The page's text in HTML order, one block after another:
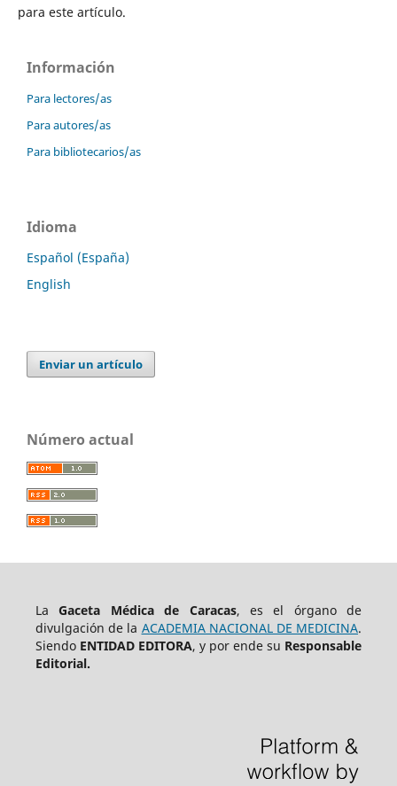
para este artículo.
Información
Para lectores/as
Para autores/as
Para bibliotecarios/as
Idioma
Español (España)
English
Enviar un artículo
Número actual
LaGaceta Médica de Caracas, es el órgano de
divulgación de la ACADEMIA NACIONAL DE MEDICINA.
Siendo ENTIDAD EDITORA, y por ende su Responsable
Editorial.